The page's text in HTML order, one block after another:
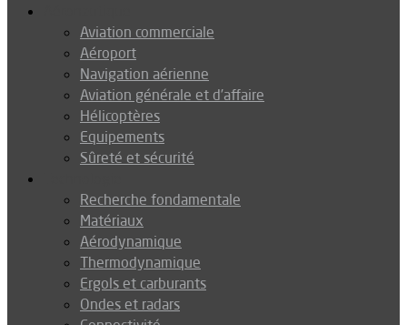
Aviation commerciale
Aéroport
Navigation aérienne
Aviation générale et d’affaire
Hélicoptères
Equipements
Sûreté et sécurité
Recherche fondamentale
Matériaux
Aérodynamique
Thermodynamique
Ergols et carburants
Ondes et radars